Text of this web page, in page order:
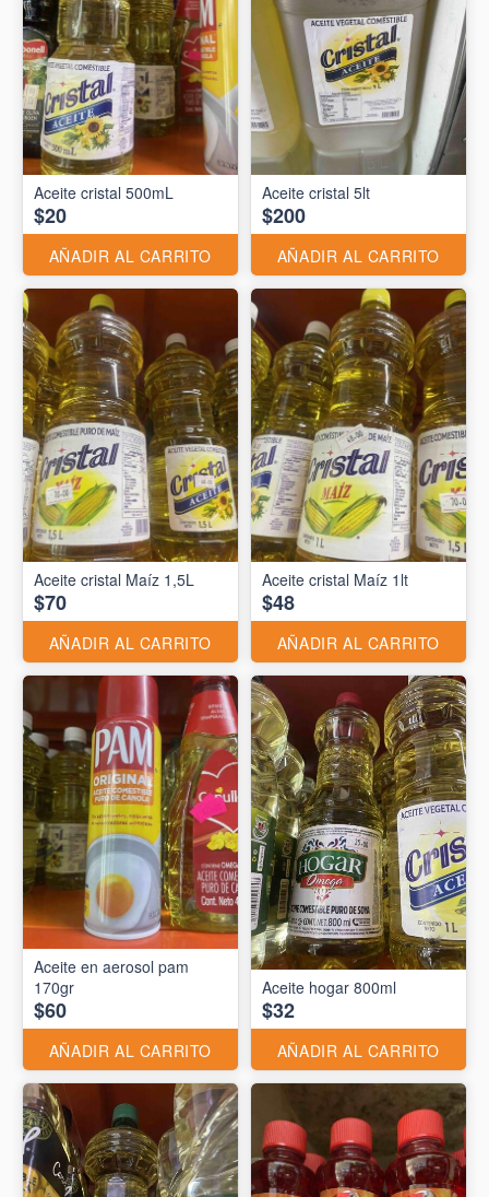
Aceite cristal 500mL
$20
AÑADIR AL CARRITO
Aceite cristal 5lt
$200
AÑADIR AL CARRITO
Aceite cristal Maíz 1,5L
$70
AÑADIR AL CARRITO
Aceite cristal Maíz 1lt
$48
AÑADIR AL CARRITO
Aceite en aerosol pam
170gr
$60
AÑADIR AL CARRITO
Aceite hogar 800ml
$32
AÑADIR AL CARRITO